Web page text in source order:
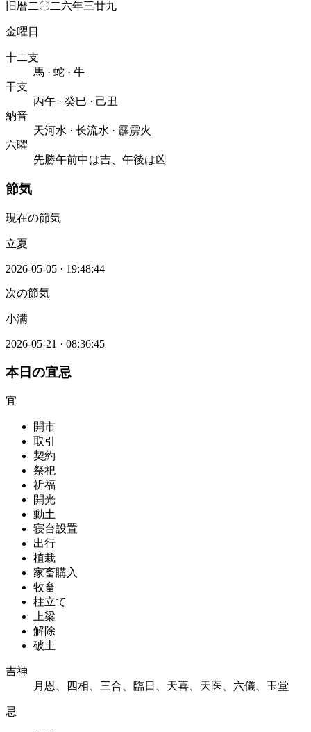
旧暦二〇二六年三廿九
金曜日
十二支
馬 · 蛇 · 牛
干支
丙午 · 癸巳 · 己丑
納音
天河水 · 长流水 · 霹雳火
六曜
先勝午前中は吉、午後は凶
節気
現在の節気
立夏
2026-05-05 · 19:48:44
次の節気
小满
2026-05-21 · 08:36:45
本日の宜忌
宜
開市
取引
契約
祭祀
祈福
開光
動土
寝台設置
出行
植栽
家畜購入
牧畜
柱立て
上梁
解除
破土
吉神
月恩、四相、三合、臨日、天喜、天医、六儀、玉堂
忌